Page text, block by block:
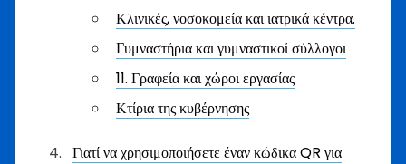
Κλινικές, νοσοκομεία και ιατρικά κέντρα.
Γυμναστήρια και γυμναστικοί σύλλογοι
11. Γραφεία και χώροι εργασίας
Κτίρια της κυβέρνησης
Γιατί να χρησιμοποιήσετε έναν κώδικα QR για